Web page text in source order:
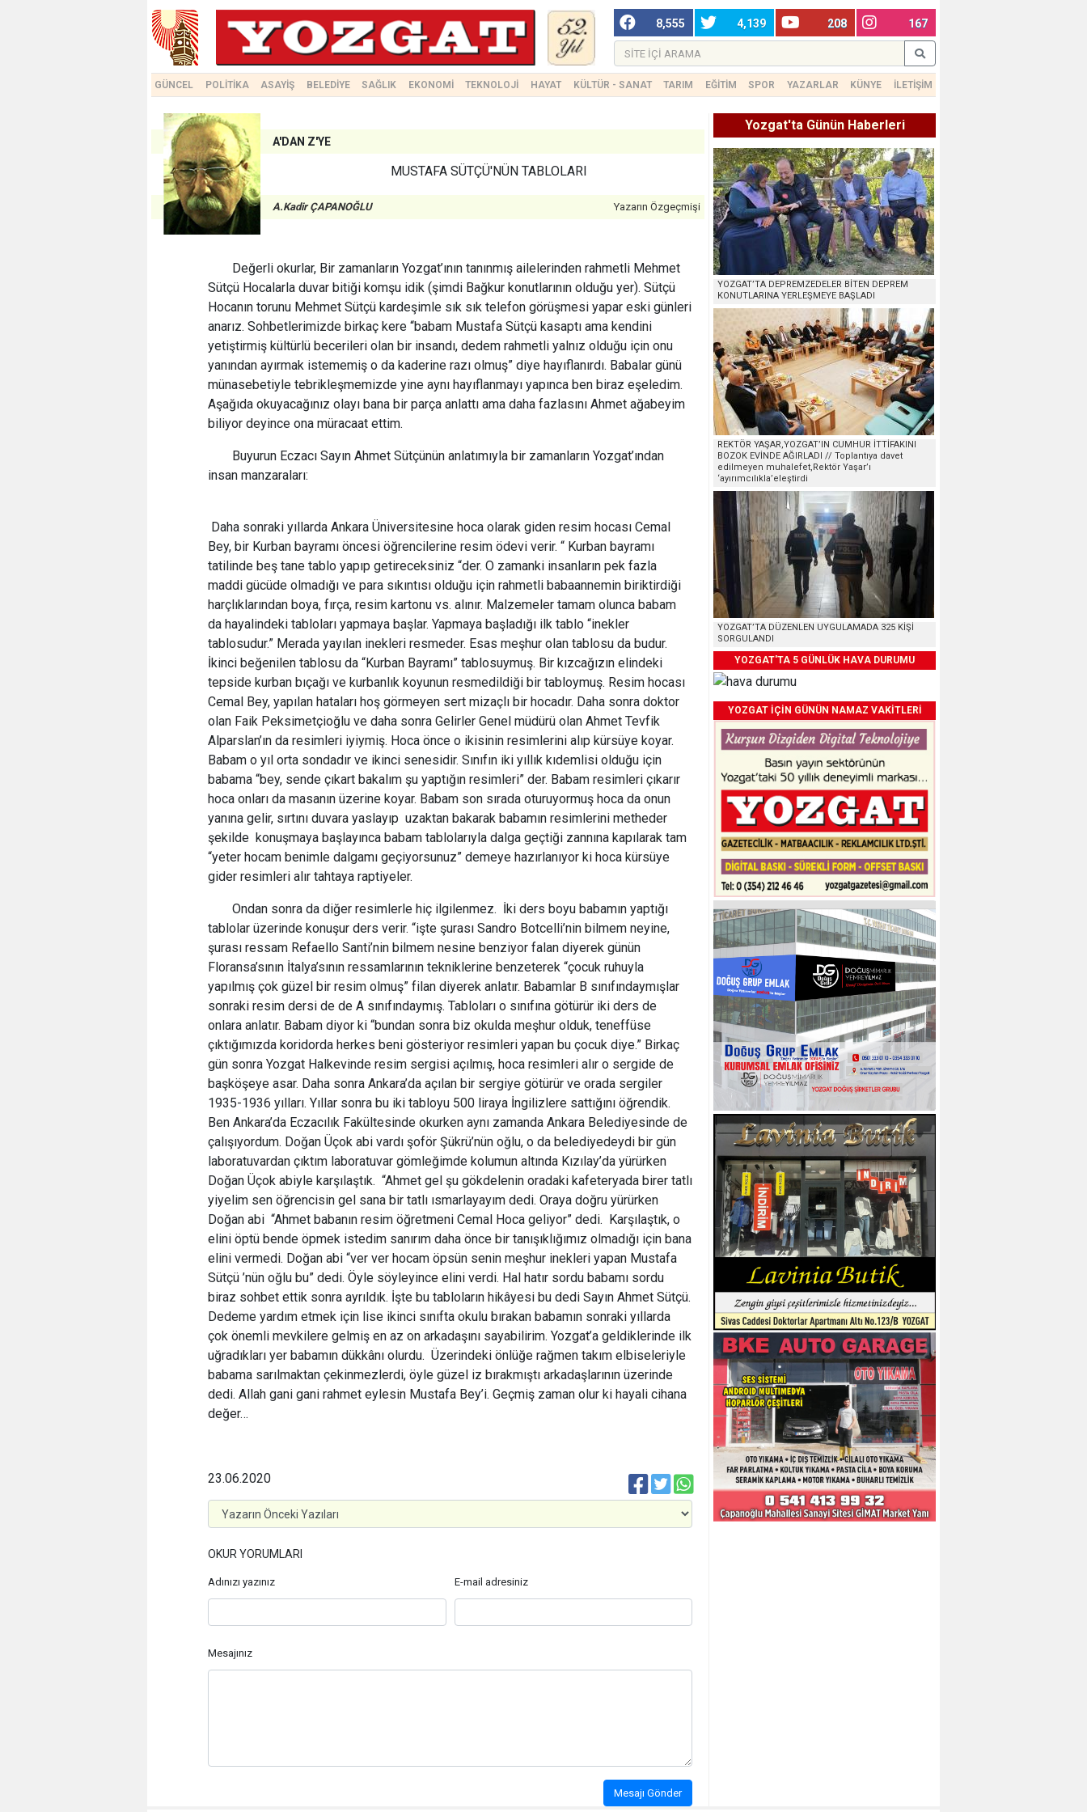
8,555 4,139 208 167
GÜNCEL POLİTİKA ASAYİŞ BELEDİYE SAĞLIK EKONOMİ TEKNOLOJİ HAYAT KÜLTÜR - SANAT TARIM EĞİTİM SPOR YAZARLAR KÜNYE İLETİŞİM
A'DAN Z'YE
MUSTAFA SÜTÇÜ'NÜN TABLOLARI
A.Kadir ÇAPANOĞLU Yazarın Özgeçmişi
Değerli okurlar, Bir zamanların Yozgat’ının tanınmış ailelerinden rahmetli Mehmet
Sütçü Hocalarla duvar bitiği komşu idik (şimdi Bağkur konutlarının olduğu yer). Sütçü
Hocanın torunu Mehmet Sütçü kardeşimle sık sık telefon görüşmesi yapar eski günleri
anarız. Sohbetlerimizde birkaç kere “babam Mustafa Sütçü kasaptı ama kendini
yetiştirmiş kültürlü becerileri olan bir insandı, dedem rahmetli yalnız olduğu için onu
yanından ayırmak istememiş o da kaderine razı olmuş” diye hayıflanırdı. Babalar günü
münasebetiyle tebrikleşmemizde yine aynı hayıflanmayı yapınca ben biraz eşeledim.
Aşağıda okuyacağınız olayı bana bir parça anlattı ama daha fazlasını Ahmet ağabeyim
biliyor deyince ona müracaat ettim.
Buyurun Eczacı Sayın Ahmet Sütçünün anlatımıyla bir zamanların Yozgat’ından
insan manzaraları:
Daha sonraki yıllarda Ankara Üniversitesine hoca olarak giden resim hocası Cemal
Bey, bir Kurban bayramı öncesi öğrencilerine resim ödevi verir. “ Kurban bayramı
tatilinde beş tane tablo yapıp getireceksiniz “der. O zamanki insanların pek fazla
maddi gücüde olmadığı ve para sıkıntısı olduğu için rahmetli babaannemin biriktirdiği
harçlıklarından boya, fırça, resim kartonu vs. alınır. Malzemeler tamam olunca babam
da hayalindeki tabloları yapmaya başlar. Yapmaya başladığı ilk tablo “inekler
tablosudur.” Merada yayılan inekleri resmeder. Esas meşhur olan tablosu da budur.
İkinci beğenilen tablosu da “Kurban Bayramı” tablosuymuş. Bir kızcağızın elindeki
tepside kurban bıçağı ve kurbanlık koyunun resmedildiği bir tabloymuş. Resim hocası
Cemal Bey, yapılan hataları hoş görmeyen sert mizaçlı bir hocadır. Daha sonra doktor
olan Faik Peksimetçioğlu ve daha sonra Gelirler Genel müdürü olan Ahmet Tevfik
Alparslan’ın da resimleri iyiymiş. Hoca önce o ikisinin resimlerini alıp kürsüye koyar.
Babam o yıl orta sondadır ve ikinci senesidir. Sınıfın iki yıllık kıdemlisi olduğu için
babama “bey, sende çıkart bakalım şu yaptığın resimleri” der. Babam resimleri çıkarır
hoca onları da masanın üzerine koyar. Babam son sırada oturuyormuş hoca da onun
yanına gelir, sırtını duvara yaslayıp uzaktan bakarak babamın resimlerini metheder
şekilde konuşmaya başlayınca babam tablolarıyla dalga geçtiği zannına kapılarak tam
“yeter hocam benimle dalgamı geçiyorsunuz” demeye hazırlanıyor ki hoca kürsüye
gider resimleri alır tahtaya raptiyeler.
Ondan sonra da diğer resimlerle hiç ilgilenmez. İki ders boyu babamın yaptığı
tablolar üzerinde konuşur ders verir. “işte şurası Sandro Botcelli’nin bilmem neyine,
şurası ressam Refaello Santi’nin bilmem nesine benziyor falan diyerek günün
Floransa’sının İtalya’sının ressamlarının tekniklerine benzeterek “çocuk ruhuyla
yapılmış çok güzel bir resim olmuş” filan diyerek anlatır. Babamlar B sınıfındaymışlar
sonraki resim dersi de de A sınıfındaymış. Tabloları o sınıfına götürür iki ders de
onlara anlatır. Babam diyor ki “bundan sonra biz okulda meşhur olduk, teneffüse
çıktığımızda koridorda herkes beni gösteriyor resimleri yapan bu çocuk diye.” Birkaç
gün sonra Yozgat Halkevinde resim sergisi açılmış, hoca resimleri alır o sergide de
başköşeye asar. Daha sonra Ankara’da açılan bir sergiye götürür ve orada sergiler
1935-1936 yılları. Yıllar sonra bu iki tabloyu 500 liraya İngilizlere sattığını öğrendik.
Ben Ankara’da Eczacılık Fakültesinde okurken aynı zamanda Ankara Belediyesinde de
çalışıyordum. Doğan Üçok abi vardı şoför Şükrü’nün oğlu, o da belediyedeydi bir gün
laboratuvardan çıktım laboratuvar gömleğimde kolumun altında Kızılay’da yürürken
Doğan Üçok abiyle karşılaştık. “Ahmet gel şu gökdelenin oradaki kafeteryada birer tatlı
yiyelim sen öğrencisin gel sana bir tatlı ısmarlayayım dedi. Oraya doğru yürürken
Doğan abi “Ahmet babanın resim öğretmeni Cemal Hoca geliyor” dedi. Karşılaştık, o
elini öptü bende öpmek istedim sanırım daha önce bir tanışıklığımız olmadığı için bana
elini vermedi. Doğan abi “ver ver hocam öpsün senin meşhur inekleri yapan Mustafa
Sütçü ’nün oğlu bu” dedi. Öyle söyleyince elini verdi. Hal hatır sordu babamı sordu
biraz sohbet ettik sonra ayrıldık. İşte bu tabloların hikâyesi bu dedi Sayın Ahmet Sütçü.
Dedeme yardım etmek için lise ikinci sınıfta okulu bırakan babamın sonraki yıllarda
çok önemli mevkilere gelmiş en az on arkadaşını sayabilirim. Yozgat’a geldiklerinde ilk
uğradıkları yer babamın dükkânı olurdu. Üzerindeki önlüğe rağmen takım elbiseleriyle
babama sarılmaktan çekinmezlerdi, öyle güzel iz bırakmıştı arkadaşlarının üzerinde
dedi. Allah gani gani rahmet eylesin Mustafa Bey’i. Geçmiş zaman olur ki hayali cihana
değer…
23.06.2020
OKUR YORUMLARI
Adınızı yazınız E-mail adresiniz
Mesajınız
Mesajı Gönder
Yozgat'ta Günün Haberleri
YOZGAT’TA DEPREMZEDELER BİTEN DEPREM
KONUTLARINA YERLEŞMEYE BAŞLADI
REKTÖR YAŞAR,YOZGAT’IN CUMHUR İTTİFAKINI
BOZOK EVİNDE AĞIRLADI // Toplantıya davet
edilmeyen muhalefet,Rektör Yaşar’ı
‘ayırımcılıkla’eleştirdi
YOZGAT’TA DÜZENLEN UYGULAMADA 325 KİŞİ
SORGULANDI
YOZGAT'TA 5 GÜNLÜK HAVA DURUMU
YOZGAT İÇİN GÜNÜN NAMAZ VAKİTLERİ